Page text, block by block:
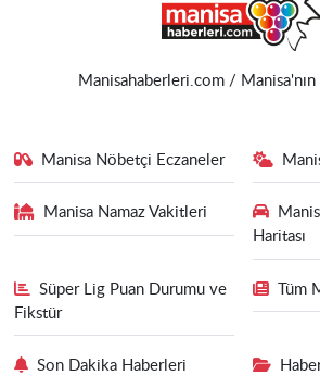
Manisahaberleri.com / Manisa'nın
Manisa Nöbetçi Eczaneler
Manisa Namaz Vakitleri
Haritası
Süper Lig Puan Durumu ve
Fikstür
Tüm
Son Dakika Haberleri